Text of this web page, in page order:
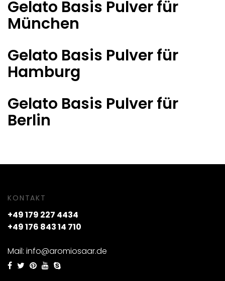
Gelato Basis Pulver für
München
Gelato Basis Pulver für
Hamburg
Gelato Basis Pulver für
Berlin
KONTAKT
+49 179 227 4434
+49 176 843 14 710
Mail: info@aromiosaar.de